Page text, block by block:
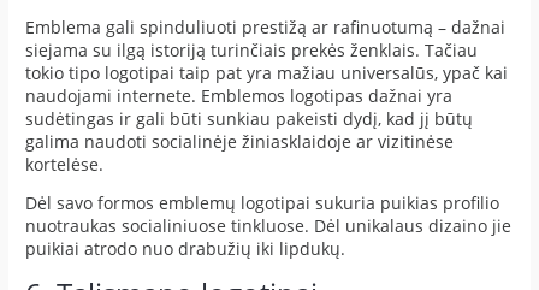
Emblema gali spinduliuoti prestižą ar rafinuotumą – dažnai
siejama su ilgą istoriją turinčiais prekės ženklais. Tačiau
tokio tipo logotipai taip pat yra mažiau universalūs, ypač kai
naudojami internete. Emblemos logotipas dažnai yra
sudėtingas ir gali būti sunkiau pakeisti dydį, kad jį būtų
galima naudoti socialinėje žiniasklaidoje ar vizitinėse
kortelėse.
Dėl savo formos emblemų logotipai sukuria puikias profilio
nuotraukas socialiniuose tinkluose. Dėl unikalaus dizaino jie
puikiai atrodo nuo drabužių iki lipdukų.